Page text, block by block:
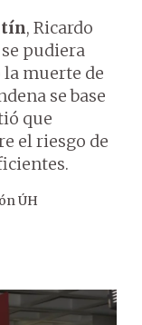
, Ricardo
pudiera
muerte de
se base
que
el riesgo de
ÚH